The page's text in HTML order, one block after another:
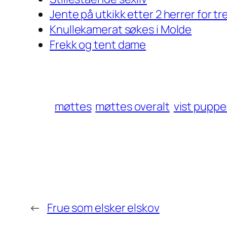
Jente på utkikk etter 2 herrer for
Knullekamerat søkes i Molde
Frekk og tent dame
møttes møttes overalt vist
← Frue som elsker elskov